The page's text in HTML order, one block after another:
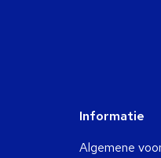
Informatie
Algemene